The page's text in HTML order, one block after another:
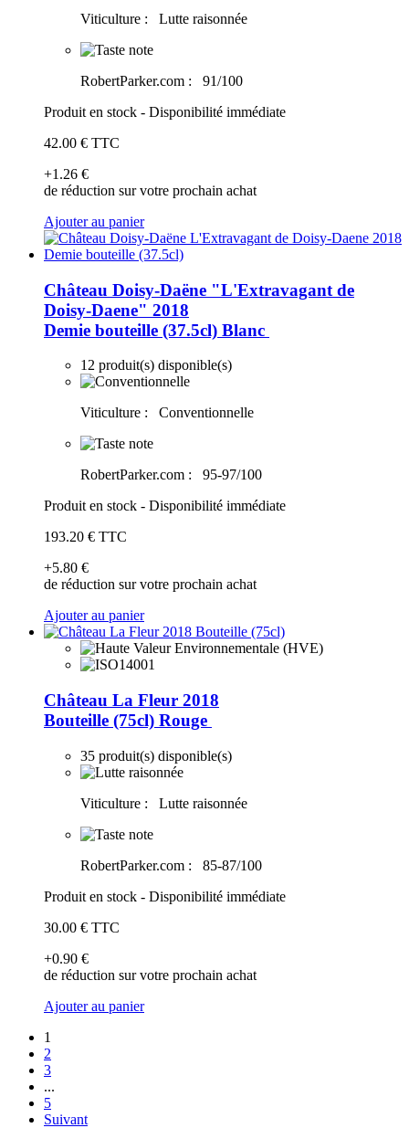
Viticulture : Lutte raisonnée
RobertParker.com :
91/100
Produit en stock - Disponibilité immédiate
42.00 € TTC
+1 .26 €
de réduction sur votre prochain achat
Ajouter au panier
Château Doisy-Daëne "L'Extravagant de
Doisy-Daene" 2018
Demie bouteille (37.5cl) Blanc
12 produit(s) disponible(s)
Viticulture : Conventionnelle
RobertParker.com :
95-97/100
Produit en stock - Disponibilité immédiate
193.20 € TTC
+5.80 €
de réduction sur votre prochain achat
Ajouter au panier
Château La Fleur 2018
Bouteille (75cl) Rouge
35 produit(s) disponible(s)
Viticulture : Lutte raisonnée
RobertParker.com :
85-87/100
Produit en stock - Disponibilité immédiate
30.00 € TTC
+0.90 €
de réduction sur votre prochain achat
Ajouter au panier
1
2
3
...
5
Suivant